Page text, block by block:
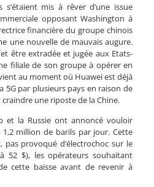
s’étaient mis à rêver d’une issue
opposant Washington à
financière du groupe chinois
une nouvelle de mauvais augure.
être extradée et jugée aux Etats-
filiale de son groupe à opérer en
au moment où Huawei est déjà
5G par plusieurs pays en raison de
une riposte de la Chine.
et la Russie ont annoncé vouloir
million de barils par jour. Cette
pas provoqué d’électrochoc sur le
52 $), les opérateurs souhaitant
cette baisse avant de revenir à